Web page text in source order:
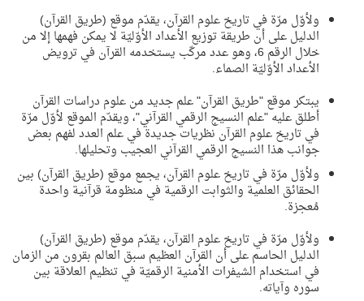
ولأوّل مرّة في تاريخ علوم القرآن، يقدّم موقع (طريق القرآن)
الدليل على أن طريقة توزيع الأعداد الأوّليّة لا يمكن فهمها إلا من
خلال الرقم 6، وهو عدد مركّب يستخدمه القرآن في ترويض
الأعداد الأوّليّة الصماء.
يبتكر موقع "طريق القرآن" علم جديد من علوم دراسات القرآن
أطلق عليه "علم النسيج الرقمي القرآني"، ويقدّم الموقع لأوّل مرّة
في تاريخ علوم القرآن نظريات جديدة في علم العدد لفهم بعض
جوانب هذا النسيج الرقمي القرآني العجيب وتحليلها.
ولأوّل مرّة في تاريخ علوم القرآن، يجمع موقع (طريق القرآن) بين
الحقائق العلمية والثوابت الرقمية في منظومة قرآنية واحدة
مُعجزة.
ولأوّل مرّة في تاريخ علوم القرآن، يقدّم موقع (طريق القرآن)
الدليل الحاسم على أن القرآن العظيم سبق العالم بقرون من الزمان
في استخدام الشيفرات الأمنية الرقميّة في تنظيم العلاقة بين
سوره وآياته.